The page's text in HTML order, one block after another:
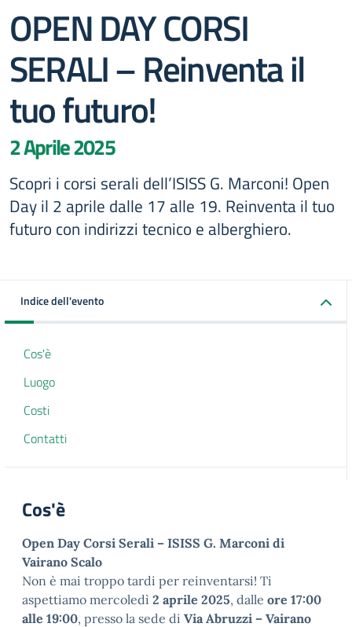
OPEN DAY CORSI
SERALI – Reinventa il
tuo futuro!
2 Aprile 2025
Scopri i corsi serali dell’ISISS G. Marconi! Open
Day il 2 aprile dalle 17 alle 19. Reinventa il tuo
futuro con indirizzi tecnico e alberghiero.
Indice dell'evento
Cos'è
Luogo
Costi
Contatti
Cos'è
Open Day Corsi Serali – ISISS G. Marconi di
Vairano Scalo
Non è mai troppo tardi per reinventarsi! Ti
aspettiamo mercoledì 2 aprile 2025, dalle ore 17:00
alle 19:00, presso la sede di Via Abruzzi – Vairano